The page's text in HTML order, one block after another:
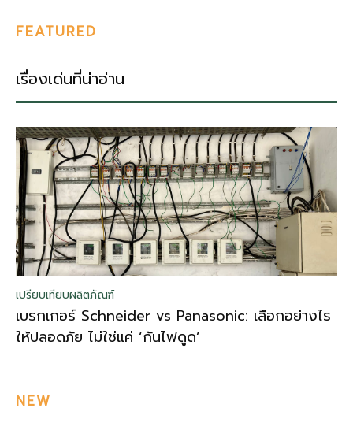
FEATURED
เรื่องเด่นที่น่าอ่าน
เปรียบเทียบผลิตภัณฑ์
เบรกเกอร์ Schneider vs Panasonic: เลือกอย่างไร
ให้ปลอดภัย ไม่ใช่แค่ ‘กันไฟดูด’
NEW